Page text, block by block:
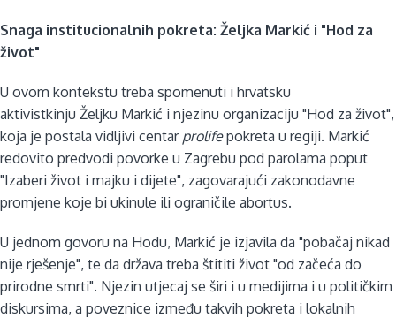
Snaga institucionalnih pokreta: Željka Markić i "Hod za
život"
U ovom kontekstu treba spomenuti i hrvatsku
aktivistkinju Željku Markić i njezinu organizaciju "Hod za život",
koja je postala vidljivi centar prolifepokreta u regiji. Markić
redovito predvodi povorke u Zagrebu pod parolama poput
"Izaberi život i majku i dijete", zagovarajući zakonodavne
promjene koje bi ukinule ili ograničile abortus.
U jednom govoru na Hodu, Markić je izjavila da "pobačaj nikad
nije rješenje", te da država treba štititi život "od začeća do
prirodne smrti". Njezin utjecaj se širi i u medijima i u političkim
diskursima, a poveznice između takvih pokreta i lokalnih